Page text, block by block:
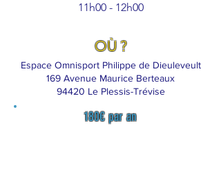
11h00 - 12h00
OÙ ?
Espace Omnisport Philippe de Dieuleveult
169 Avenue Maurice Berteaux
94420 Le Plessis-Trévise
180€ par an